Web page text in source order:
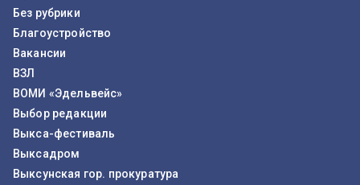
Без рубрики
Благоустройство
Вакансии
ВЗЛ
ВОМИ «Эдельвейс»
Выбор редакции
Выкса-фестиваль
Выксадром
Выксунская гор. прокуратура